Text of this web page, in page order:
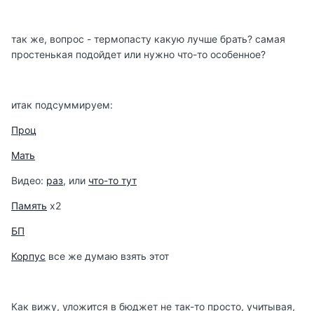
так же, вопрос - термопасту какую лучше брать? самая
простенькая подойдет или нужно что-то особенное?
итак подсуммируем:
Проц
Мать
Видео: раз, или что-то тут
Память х2
БП
Корпус все же думаю взять этот
Как вижу, уложится в бюджет не так-то просто, учитывая,